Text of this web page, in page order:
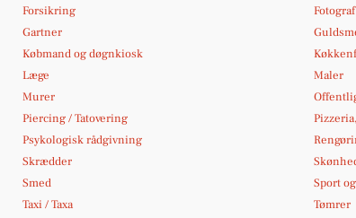
Forsikring
Fotograf
Gartner
Købmand og døgnkiosk
Læge
Maler
Murer
Piercing / Tatovering
Psykologisk rådgivning
Skrædder
Smed
Sport
Taxi / Taxa
Tømrer